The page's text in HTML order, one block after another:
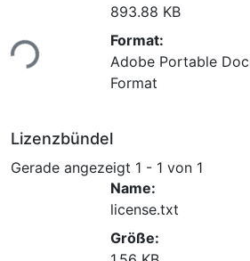
893.88 KB
Format:
Adobe Portable
Format
Lizenzbündel
Gerade angezeigt 1 - 1 von 1
Name:
license.txt
Größe: